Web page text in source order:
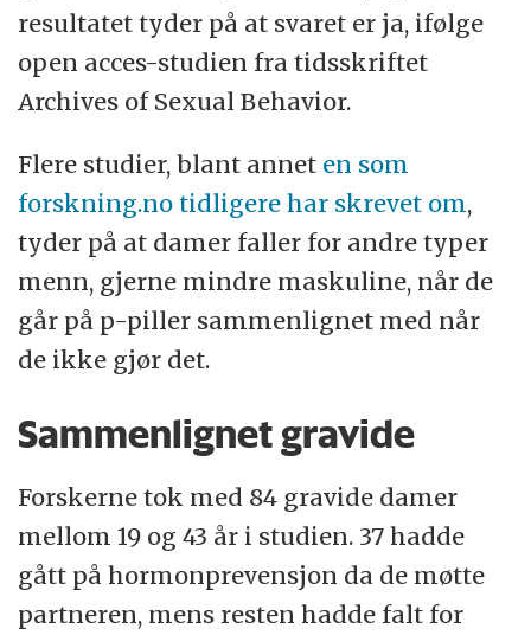
resultatet tyder på at svaret er ja, ifølge
open acces-studien fra tidsskriftet
Archives of Sexual Behavior.
Flere studier, blant annet en som
forskning.no tidligere har skrevet om,
tyder på at damer faller for andre typer
menn, gjerne mindre maskuline, når de
går på p-piller sammenlignet med når
de ikke gjør det.
Sammenlignet gravide
Forskerne tok med 84 gravide damer
mellom 19 og 43 år i studien. 37 hadde
gått på hormonprevensjon da de møtte
partneren, mens resten hadde falt for